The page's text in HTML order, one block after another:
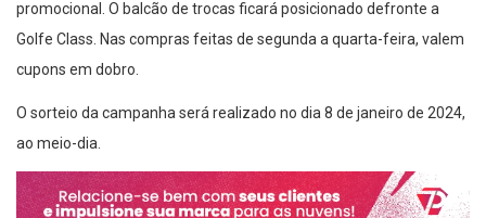
promocional. O balcão de trocas ficará posicionado defronte a
Golfe Class. Nas compras feitas de segunda a quarta-feira, valem
cupons em dobro.
O sorteio da campanha será realizado no dia 8 de janeiro de 2024,
ao meio-dia.